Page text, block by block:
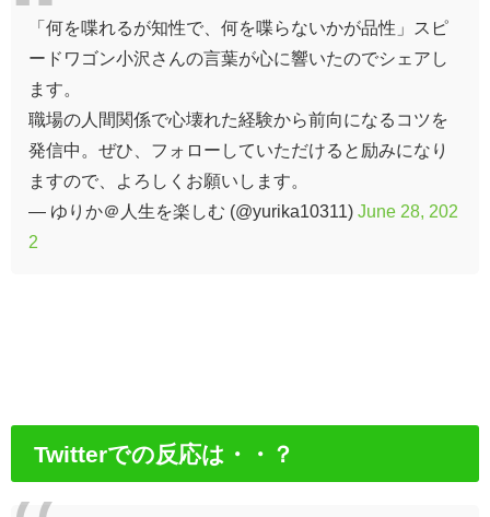
「何を喋れるが知性で、何を喋らないかが品性」スピ
ードワゴン小沢さんの言葉が心に響いたのでシェアし
ます。
職場の人間関係で心壊れた経験から前向になるコツを
発信中。ぜひ、フォローしていただけると励みになり
ますので、よろしくお願いします。
— ゆりか＠人生を楽しむ (@yurika10311) June 28, 202
2
Twitterでの反応は・・？